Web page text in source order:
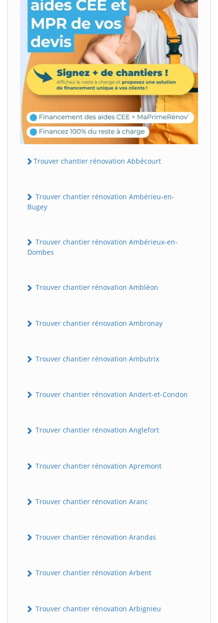
Trouver chantier rénovation Abbécourt
Trouver chantier rénovation Ambérieu-en-
Bugey
Trouver chantier rénovation Ambérieux-en-
Dombes
Trouver chantier rénovation Ambléon
Trouver chantier rénovation Ambronay
Trouver chantier rénovation Ambutrix
Trouver chantier rénovation Andert-et-Condon
Trouver chantier rénovation Anglefort
Trouver chantier rénovation Apremont
Trouver chantier rénovation Aranc
Trouver chantier rénovation Arandas
Trouver chantier rénovation Arbent
Trouver chantier rénovation Arbignieu